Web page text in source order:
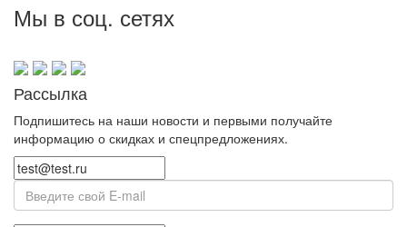
Мы в соц. сетях
Рассылка
Подпишитесь на наши новости и первыми получайте
информацию о скидках и спецпредложениях.